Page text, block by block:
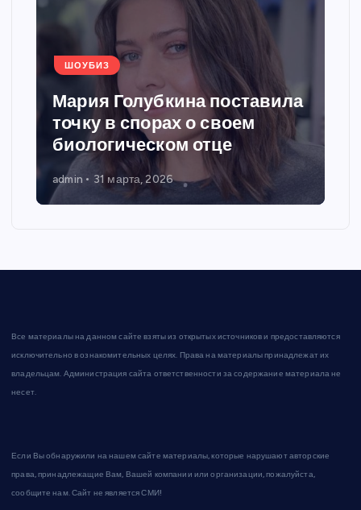
ШОУБИЗ
Мария Голубкина поставила
точку в спорах о своем
биологическом отце
admin 31 марта, 2026
Все материалы на данном сайте взяты из открытых источников и предоставляются
исключительно в ознакомительных целях. Права на материалы принадлежат их
владельцам. Администрация сайта ответственности за содержание материала не
несет.
Если Вы обнаружили на нашем сайте материалы, которые нарушают авторские
права, принадлежащие Вам, Вашей компании или организации, пожалуйста,
сообщите нам. Сайт не является СМИ!